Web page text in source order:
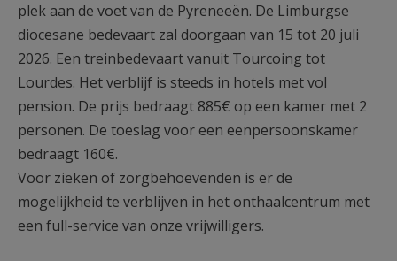
plek aan de voet van de Pyreneeën. De Limburgse
diocesane bedevaart zal doorgaan van 15 tot 20 juli
2026. Een treinbedevaart vanuit Tourcoing tot
Lourdes. Het verblijf is steeds in hotels met vol
pension. De prijs bedraagt 885€ op een kamer met 2
personen. De toeslag voor een eenpersoonskamer
bedraagt 160€.
Voor zieken of zorgbehoevenden is er de
mogelijkheid te verblijven in het onthaalcentrum met
een full-service van onze vrijwilligers.